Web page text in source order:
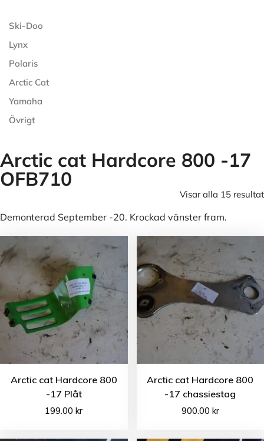
Ski-Doo
Lynx
Polaris
Arctic Cat
Yamaha
Övrigt
Arctic cat Hardcore 800 -17
OFB710
Visar alla 15 resultat
Demonterad September -20. Krockad vänster fram.
Arctic cat Hardcore 800
-17 Plåt
199.00kr
Arctic cat Hardcore 800
-17 chassiestag
900.00 kr